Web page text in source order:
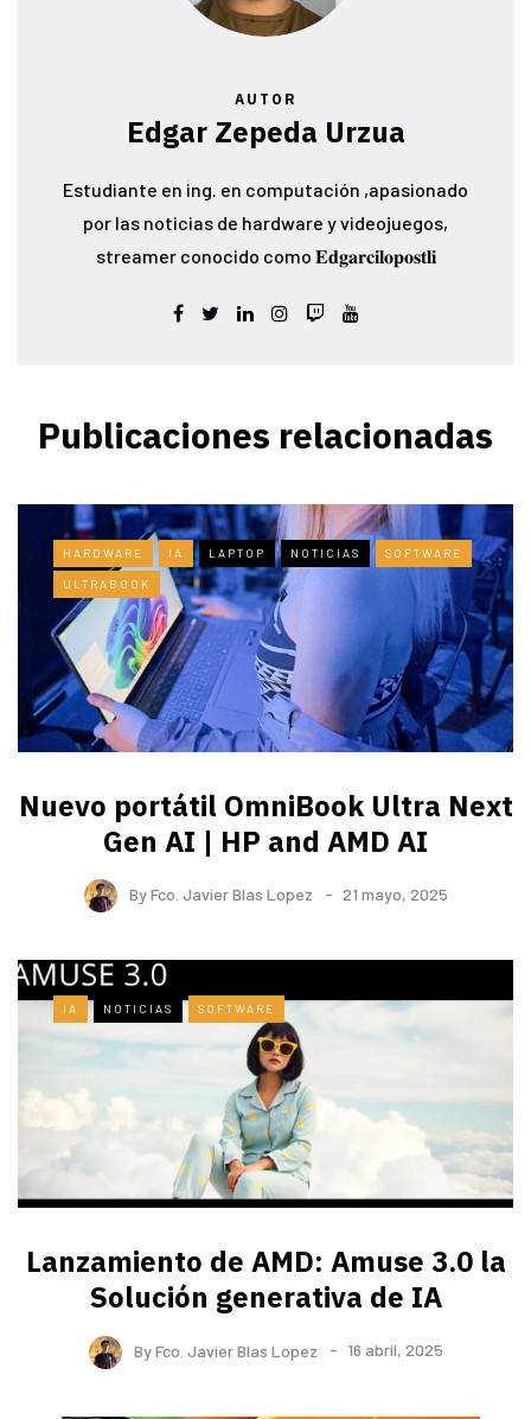
AUTOR
Edgar Zepeda Urzua
Estudiante en ing. en computación ,apasionado
por las noticias de hardware y videojuegos,
streamer conocido como 𝐄𝐝𝐠𝐚𝐫𝐜𝐢𝐥𝐨𝐩𝐨𝐬𝐭𝐥𝐢
Publicaciones relacionadas
HARDWARE IA LAPTOP NOTICIAS SOFTWARE
ULTRABOOK
Nuevo portátil OmniBook Ultra ​Next
Gen AI | HP and AMD AI
ByFco. Javier Blas Lopez 21 mayo, 2025
IA NOTICIAS SOFTWARE
Lanzamiento de AMD: Amuse 3.0 la
Solución generativa de IA
ByFco. Javier Blas Lopez 16 abril, 2025